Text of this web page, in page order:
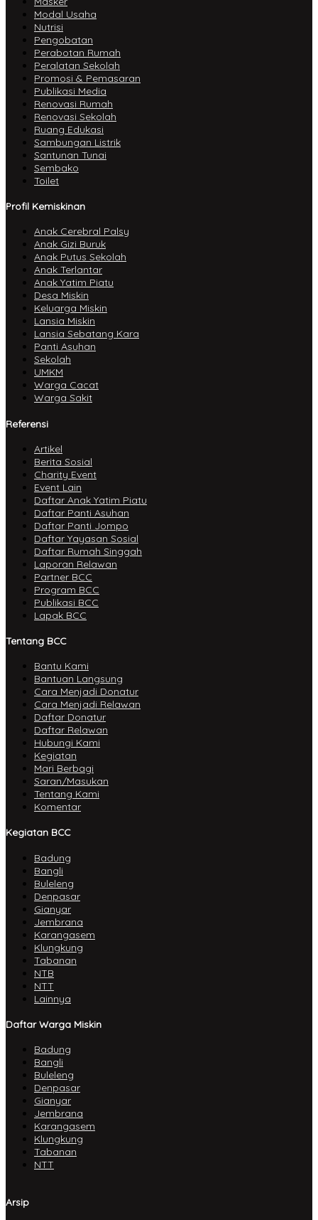
Modal Usaha
Nutrisi
Pengobatan
Perabotan Rumah
Peralatan Sekolah
Promosi & Pemasaran
Publikasi Media
Renovasi Rumah
Renovasi Sekolah
Ruang Edukasi
Sambungan Listrik
Santunan Tunai
Sembako
Toilet
Profil Kemiskinan
Anak Cerebral Palsy
Anak Gizi Buruk
Anak Putus Sekolah
Anak Terlantar
Anak Yatim Piatu
Desa Miskin
Keluarga Miskin
Lansia Miskin
Lansia Sebatang Kara
Panti Asuhan
Sekolah
UMKM
Warga Cacat
Warga Sakit
Referensi
Artikel
Berita Sosial
Charity Event
Event Lain
Daftar Anak Yatim Piatu
Daftar Panti Asuhan
Daftar Panti Jompo
Daftar Yayasan Sosial
Daftar Rumah Singgah
Laporan Relawan
Partner BCC
Program BCC
Publikasi BCC
Lapak BCC
Tentang BCC
Bantu Kami
Bantuan Langsung
Cara Menjadi Donatur
Cara Menjadi Relawan
Daftar Donatur
Daftar Relawan
Hubungi Kami
Kegiatan
Mari Berbagi
Saran/Masukan
Tentang Kami
Komentar
Kegiatan BCC
Badung
Bangli
Buleleng
Denpasar
Gianyar
Jembrana
Karangasem
Klungkung
Tabanan
NTB
NTT
Lainnya
Daftar Warga Miskin
Badung
Bangli
Buleleng
Denpasar
Gianyar
Jembrana
Karangasem
Klungkung
Tabanan
NTT
Arsip